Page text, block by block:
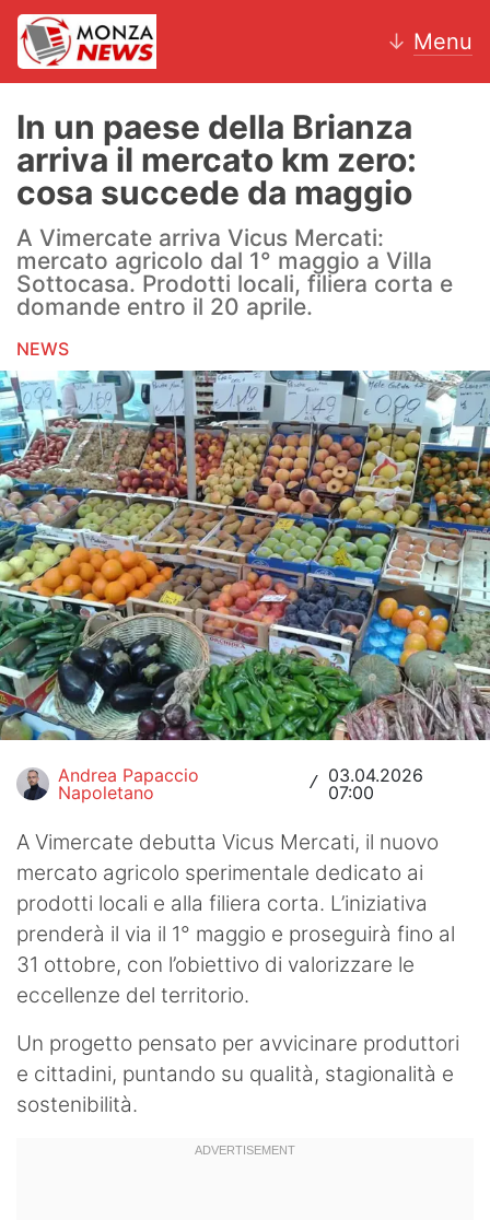
↓ Menu
News
AC Monza
Calcio
Volley
Hockey
Altri sport
Hockey
Pallanuoto
Pallamano
Altre
News
Turismo
Eventi
In un paese della Brianza
arriva il mercato km zero:
cosa succede da maggio
A Vimercate arriva Vicus Mercati:
mercato agricolo dal 1° maggio a Villa
Sottocasa. Prodotti locali, filiera corta e
domande entro il 20 aprile.
NEWS
Andrea Papaccio
Napoletano
/
03.04.2026
07:00
A Vimercate debutta Vicus Mercati, il nuovo
mercato agricolo sperimentale dedicato ai
prodotti locali e alla filiera corta. L’iniziativa
prenderà il via il 1° maggio e proseguirà fino al
31 ottobre, con l’obiettivo di valorizzare le
eccellenze del territorio.
Un progetto pensato per avvicinare produttori
e cittadini, puntando su qualità, stagionalità e
sostenibilità.